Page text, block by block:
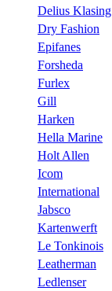
Delius Klasing
Dry Fashion
Epifanes
Forsheda
Furlex
Gill
Harken
Hella Marine
Holt Allen
Icom
International
Jabsco
Kartenwerft
Le Tonkinois
Leatherman
Ledlenser